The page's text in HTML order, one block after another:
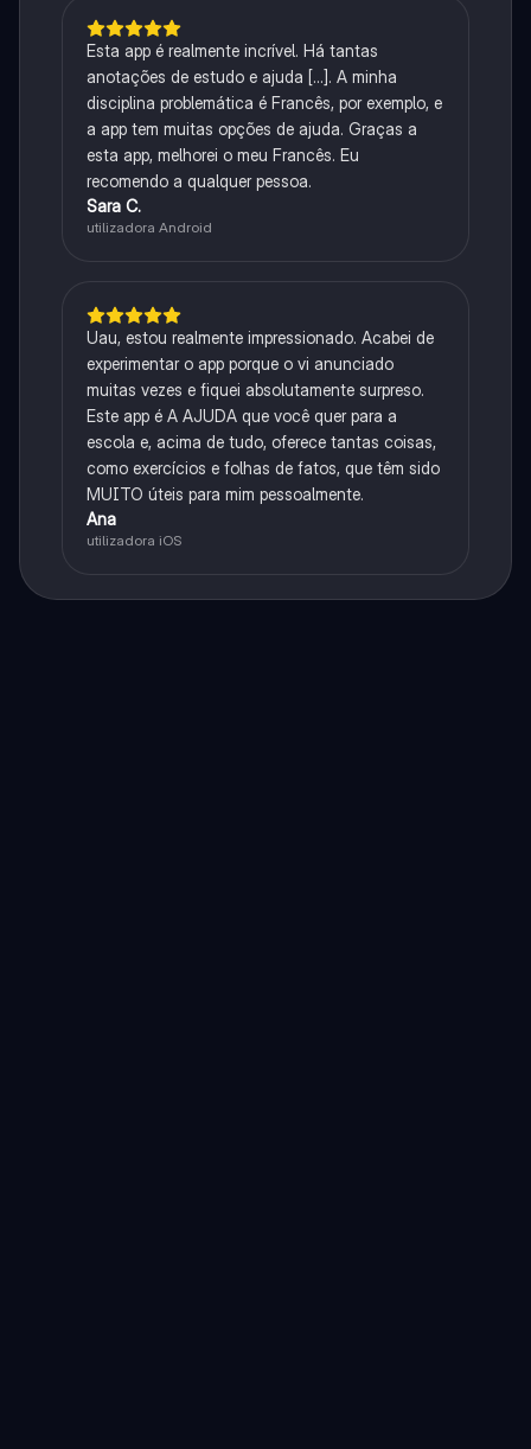
Esta app é realmente incrível. Há tantas
anotações de estudo e ajuda [...]. A minha
disciplina problemática é Francês, por exemplo, e
a app tem muitas opções de ajuda. Graças a
esta app, melhorei o meu Francês. Eu
recomendo a qualquer pessoa.
Sara C.
utilizadora Android
Uau, estou realmente impressionado. Acabei de
experimentar o app porque o vi anunciado
muitas vezes e fiquei absolutamente surpreso.
Este app é A AJUDA que você quer para a
escola e, acima de tudo, oferece tantas coisas,
como exercícios e folhas de fatos, que têm sido
MUITO úteis para mim pessoalmente.
Ana
utilizadora iOS